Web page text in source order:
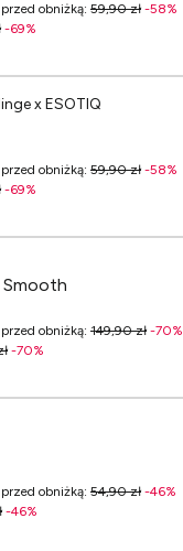
obniżką: 59,90 zł -58%
-69%
min. 349 zł
x ESOTIQ
obniżką: 59,90 zł -58%
-69%
min. 349 zł
obniżką: 149,90 zł -70%
-70%
obniżką: 54,90 zł -46%
-46%